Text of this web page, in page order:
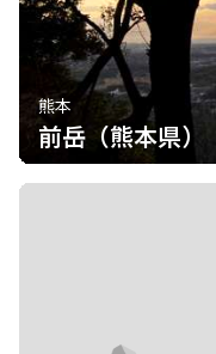
熊本
前岳（熊本県）